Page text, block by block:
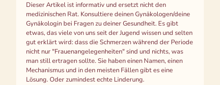
Dieser Artikel ist informativ und ersetzt nicht den
medizinischen Rat. Konsultiere deinen Gynäkologen/deine
Gynäkologin bei Fragen zu deiner Gesundheit. Es gibt
etwas, das viele von uns seit der Jugend wissen und selten
gut erklärt wird: dass die Schmerzen während der Periode
nicht nur "Frauenangelegenheiten" sind und nichts, was
man still ertragen sollte. Sie haben einen Namen, einen
Mechanismus und in den meisten Fällen gibt es eine
Lösung. Oder zumindest echte Linderung.